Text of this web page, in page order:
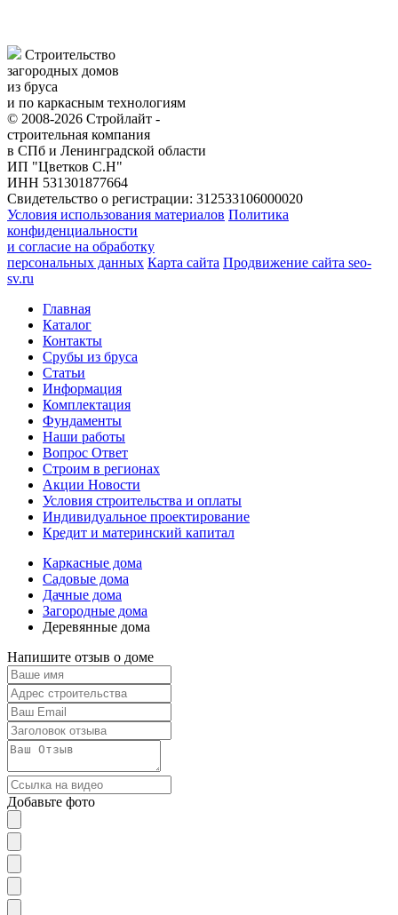
Строительство
загородных домов
из бруса
и по каркасным технологиям
© 2008-2026 Стройлайт -
строительная компания
в СПб и Ленинградской области
ИП "Цветков С.Н"
ИНН 531301877664
Свидетельство о регистрации: 312533106000020
Условия использования материалов Политика
конфиденциальности
и согласие на обработку
персональных данных Карта сайта Продвижение сайта seo-
sv.ru
Главная
Каталог
Контакты
Срубы из бруса
Статьи
Информация
Комплектация
Фундаменты
Наши работы
Вопрос Ответ
Строим в регионах
Акции Новости
Условия строительства и оплаты
Индивидуальное проектирование
Кредит и материнский капитал
Каркасные дома
Садовые дома
Дачные дома
Загородные дома
Деревянные дома
Напишите отзыв о доме
Добавьте фото